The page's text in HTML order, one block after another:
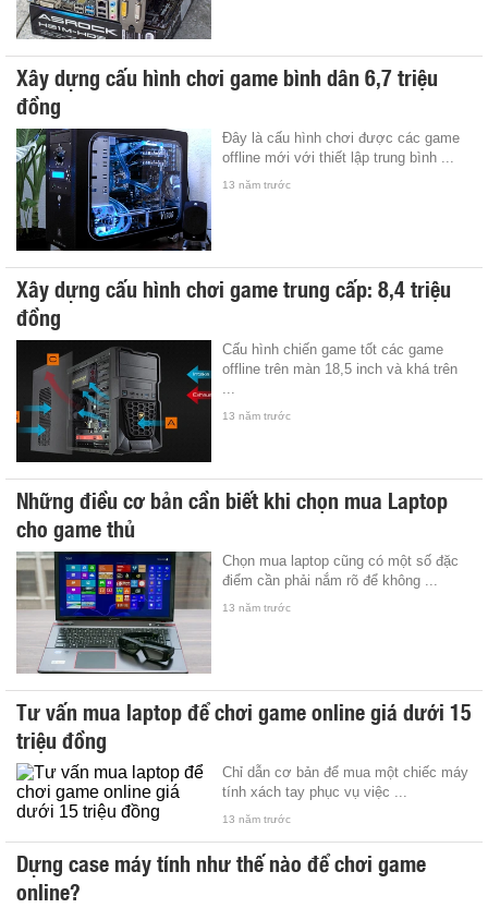
Xây dựng cấu hình chơi game bình dân 6,7 triệu
đồng
Đây là cấu hình chơi được các game
offline mới với thiết lập trung bình ...
13 năm trước
Xây dựng cấu hình chơi game trung cấp: 8,4 triệu
đồng
Cấu hình chiến game tốt các game
offline trên màn 18,5 inch và khá trên
13 năm trước
Những điều cơ bản cần biết khi chọn mua Laptop
cho game thủ
Chọn mua laptop cũng có một số đặc
điểm cần phải nắm rõ để không ...
13 năm trước
Tư vấn mua laptop để chơi game online giá dưới 15
triệu đồng
Chỉ dẫn cơ bản để mua một chiếc máy
tính xách tay phục vụ việc ...
13 năm trước
Dựng case máy tính như thế nào để chơi game
online?